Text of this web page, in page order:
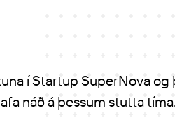
í Startup SuperNova og
náð á þessum stutta